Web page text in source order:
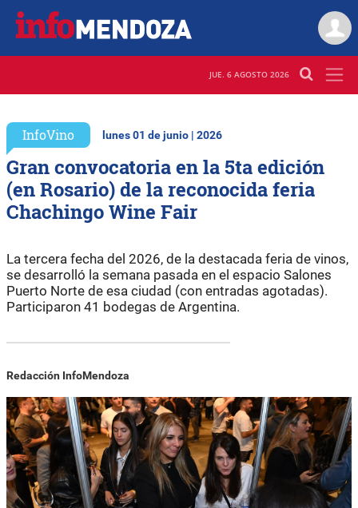
JUE. 6 AGOSTO 2026
InfoVino lunes 01 de junio | 2026
Gran convocatoria en la 5ta edición
(en Rosario) de la reconocida feria
Chachingo Wine Fair
La tercera fecha del 2026, de la destacada feria de vinos,
se desarrolló la semana pasada en el espacio Salones
Puerto Norte de esa ciudad (con entradas agotadas).
Participaron 41 bodegas de Argentina.
Redacción InfoMendoza